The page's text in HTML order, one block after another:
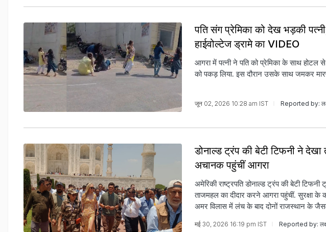
पति संग प्रेमिका को देख भड़की
हाईवोल्टेज ड्रामे का VIDEO
आगरा में पत्नी ने पति को प्रेमिका के साथ होटल
को पकड़ लिया. इस दौरान उसके साथ जमकर
जून 02, 2026 10:28 am IST Reported by:
डोनाल्ड ट्रंप की बेटी टिफनी ने
अचानक पहुंचीं आगरा
अमेरिकी राष्ट्रपति डोनाल्ड ट्रंप की बेटी
ताजमहल का दीदार करने आगरा पहुंचीं. सुरक्षा के
अमर विलास में लंच के बाद दोनों राजस्थान के
मई 30, 2026 16:19 pm IST Reported by: